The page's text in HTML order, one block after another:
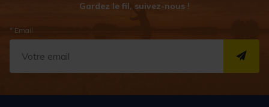
Gardez le fil, suivez-nous !
* Email